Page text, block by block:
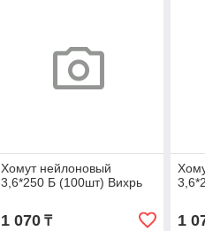
Хомут нейлоновый
3,6*250 Б (100шт) Вихрь
1 070₸ 1